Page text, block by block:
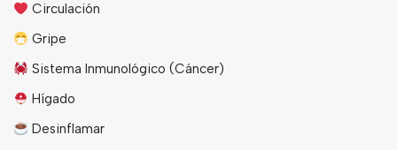
Circulación
Gripe
Sistema Inmunológico (Cáncer)
Hígado
Desinflamar